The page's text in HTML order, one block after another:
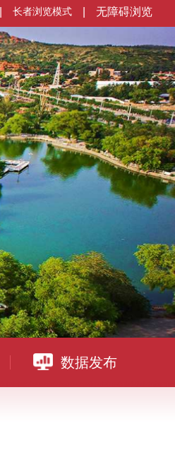
无障碍浏览
长者浏览模式
数据发布